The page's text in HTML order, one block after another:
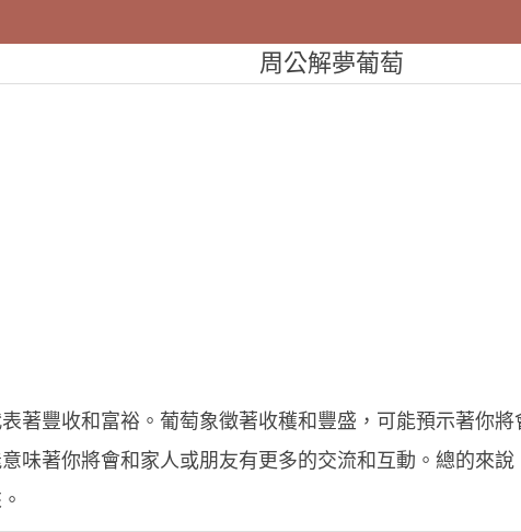
周公解夢葡萄
著豐收和富裕。葡萄象徵著收穫和豐盛，可能預示著你
味著你將會和家人或朋友有更多的交流和互動。總的來